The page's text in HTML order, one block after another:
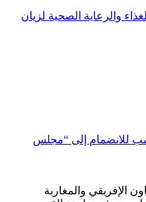
والرعاية الصحية لزيان
للانضمام إلى “مجلس
الإفريقي والمغاربة